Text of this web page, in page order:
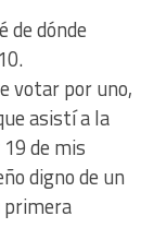
de dónde
votar por uno,
asistí a la
de mis
digno de un
primera